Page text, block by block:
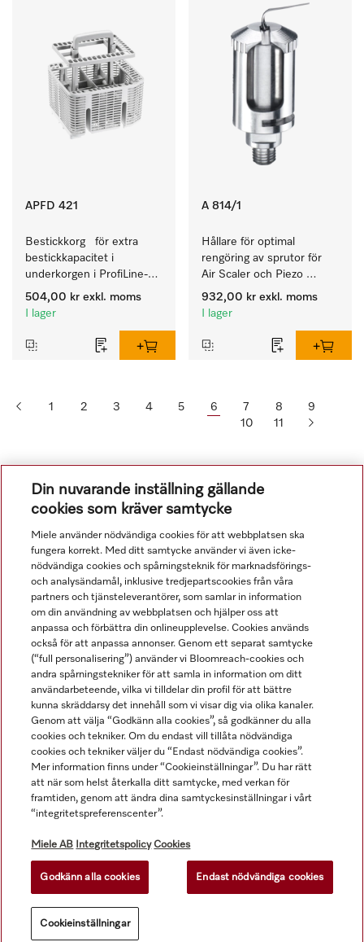
APFD 421
Bestickkorg   för extra
bestickkapacitet i
underkorgen i ProfiLine-
diskmaskiner.
504,00 kr exkl. moms
I lager
A 814/1
Hållare för optimal
rengöring av sprutor för
Air Scaler och Piezo
Scaler.
932,00 kr exkl. moms
I lager
1 2 3 4 5 6 7 8
9
10
11
Navigering
Service
Alla produktpriser är exklusive moms.
© Miele & Cie. KG.
Din nuvarande inställning gällande
cookies som kräver samtycke
Miele använder nödvändiga cookies för att webbplatsen ska
fungera korrekt. Med ditt samtycke använder vi även icke-
nödvändiga cookies och spårningsteknik för marknadsförings-
och analysändamål, inklusive tredjepartscookies från våra
partners och tjänsteleverantörer, som samlar in information
om din användning av webbplatsen och hjälper oss att
anpassa och förbättra din onlineupplevelse. Cookies används
också för att anpassa annonser. Genom ett separat samtycke
(“full personalisering”) använder vi Bloomreach-cookies och
andra spårningstekniker för att samla in information om ditt
användarbeteende, vilka vi tilldelar din profil för att bättre
kunna skräddarsy det innehåll som vi visar dig via olika kanaler.
Genom att välja “Godkänn alla cookies”, så godkänner du alla
cookies och tekniker. Om du endast vill tillåta nödvändiga
cookies och tekniker väljer du “Endast nödvändiga cookies”.
Mer information finns under “Cookieinställningar”. Du har rätt
att när som helst återkalla ditt samtycke, med verkan för
framtiden, genom att ändra dina samtyckesinställningar i vårt
“integritetspreferenscenter”.
Miele AB Integritetspolicy Cookies
Godkänn alla cookies Endast nödvändiga cookies
Cookieinställningar